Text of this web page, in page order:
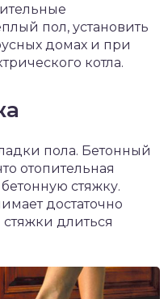
пол, установить
домах и при
котла.
пола. Бетонный
отопительная
стяжку.
достаточно
длиться